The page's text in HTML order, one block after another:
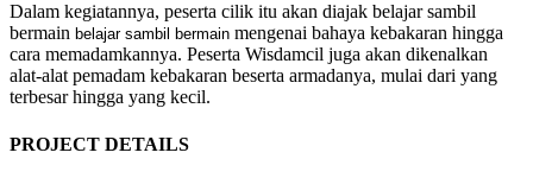
Dalam kegiatannya, peserta cilik itu akan diajak belajar sambil
bermain belajar sambil bermain mengenai bahaya kebakaran hingga
cara memadamkannya. Peserta Wisdamcil juga akan dikenalkan
alat-alat pemadam kebakaran beserta armadanya, mulai dari yang
terbesar hingga yang kecil.
PROJECT DETAILS